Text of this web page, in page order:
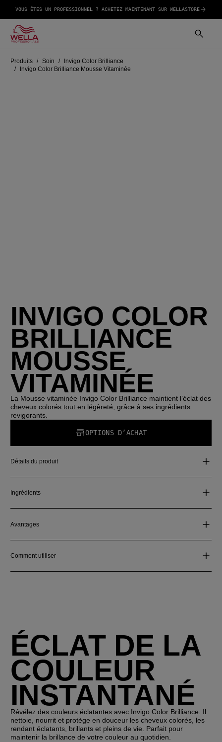
VOUS ÊTES UN PROFESSIONNEL ? ACHETEZ MAINTENANT SUR WELLASTORE
Produits Soin
Invigo Color Brilliance
Invigo Color Brilliance Mousse Vitaminée
INVIGO COLOR
BRILLIANCE
MOUSSE
VITAMINÉE
La Mousse vitaminée Invigo Color Brilliance maintient l’éclat des
cheveux colorés tout en légèreté, grâce à ses ingrédients
revigorants.
OPTIONS D’ACHAT
Détails du produit
Ingrédients
Avantages
Comment utiliser
ÉCLAT DE LA
COULEUR
INSTANTANÉ
Révélez des couleurs éclatantes avec Invigo Color Brilliance. Il
nettoie, nourrit et protège en douceur les cheveux colorés, les
rendant éclatants, brillants et pleins de vie. Parfait pour
maintenir la brillance de votre couleur au quotidien.